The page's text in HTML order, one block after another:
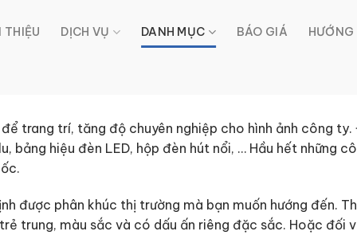
THIỆU DỊCH VỤ DANH MỤC BÁO GIÁ
trang trí, tăng độ chuyên nghiệp cho hình ảnh công
bảng hiệu đèn LED, hộp đèn hút nổi, … Hầu hết những
được phân khúc thị trường mà bạn muốn hướng đến.
trung, màu sắc và có dấu ấn riêng đặc sắc. Hoặc đối